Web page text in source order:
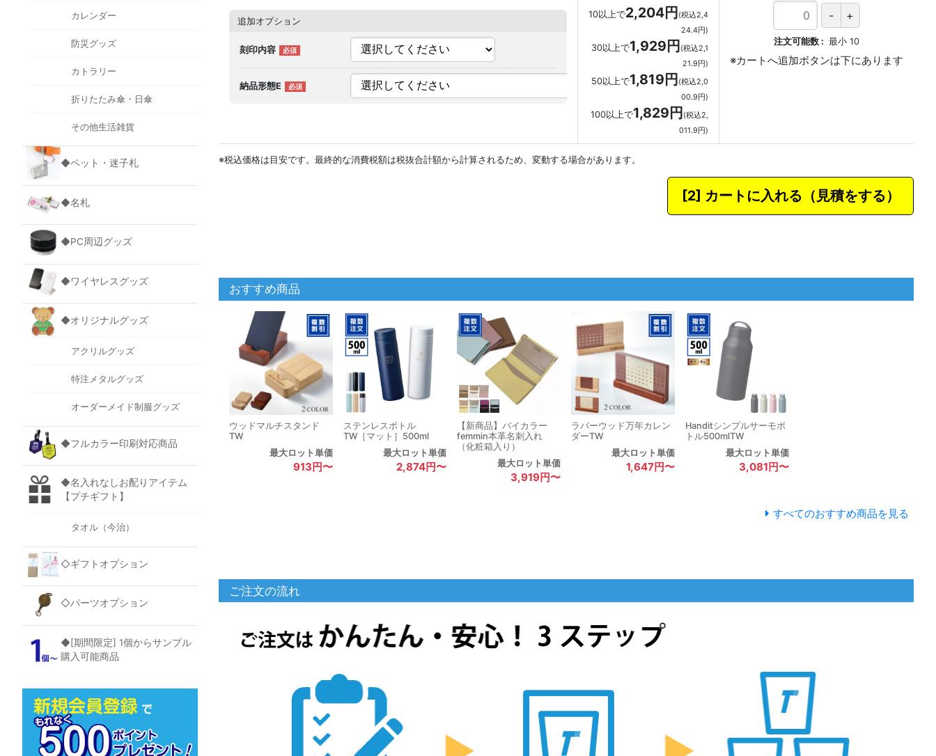
追加オプション
刻印内容
納品形態E
10以上で2,204円 (税込2,4
24.4円)
30以上で1,929円 (税込2,1
21.9円)
50以上で1,819円 (税込2,0
00.9円)
100以上で1,829円 (税込2,
011.9円)
注文可能数 最小 10
※税込価格は目安です。最終的な消費税額は税抜合計額から計算されるため、変動する場合があります。
カートに入れる
おすすめ商品
ウッドマルチスタンド
TW
最大ロット単価
913円〜
ステンレスボトル
TW［マット］500ml
最大ロット単価
2,874円〜
【新商品】バイカラー
femmin本革名刺入れ
（化粧箱入り）
最大ロット単価
3,919円〜
ラバーウッド万年カレン
ダーTW
最大ロット単価
1,647円〜
Handitシンプルサーモボ
トル500mlTW
最大ロット単価
3,081円〜
すべてのおすすめ商品を見る
ご注文の流れ
カレンダー
防災グッズ
カトラリー
折りたたみ傘・日傘
その他生活雑貨
◆ペット・迷子札
◆名札
◆PC周辺グッズ
◆ワイヤレスグッズ
◆オリジナルグッズ
アクリルグッズ
特注メタルグッズ
オーダーメイド制服グッズ
◆フルカラー印刷対応商品
◆名入れなしお配りアイテム
【プチギフト】
タオル（今治）
◇ギフトオプション
◇パーツオプション
◆[期間限定] 1個からサンプル
購入可能商品